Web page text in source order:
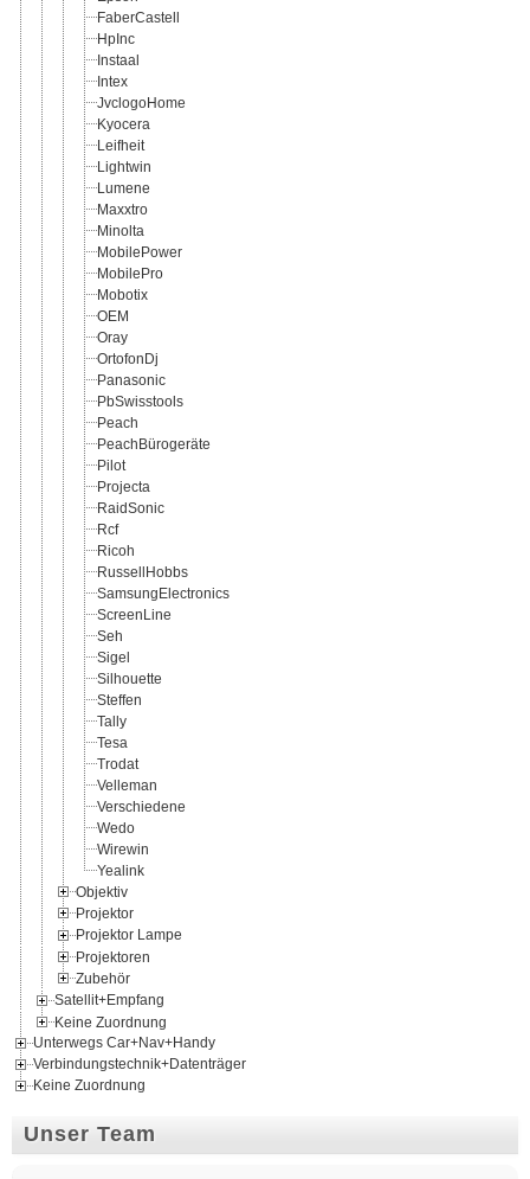
FaberCastell
HpInc
Instaal
Intex
JvclogoHome
Kyocera
Leifheit
Lightwin
Lumene
Maxxtro
Minolta
MobilePower
MobilePro
Mobotix
OEM
Oray
OrtofonDj
Panasonic
PbSwisstools
Peach
PeachBürogeräte
Pilot
Projecta
RaidSonic
Rcf
Ricoh
RussellHobbs
SamsungElectronics
ScreenLine
Seh
Sigel
Silhouette
Steffen
Tally
Tesa
Trodat
Velleman
Verschiedene
Wedo
Wirewin
Yealink
Objektiv
Projektor
Projektor Lampe
Projektoren
Zubehör
Satellit+Empfang
Keine Zuordnung
Unterwegs Car+Nav+Handy
Verbindungstechnik+Datenträger
Keine Zuordnung
Unser Team